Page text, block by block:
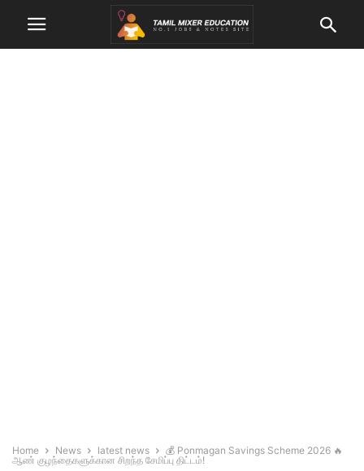
Home News latest news
💰 Ponmagan Savings Scheme 2026 🔥
ஆண் குழந்தைகளுக்கான சிறந்த சேமிப்பு திட்டம்!